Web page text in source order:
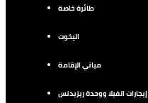
طائرة خاصة
اليخوت
مباني الإقامة
إيجارات الفيلا ووحدة ريزيدنس